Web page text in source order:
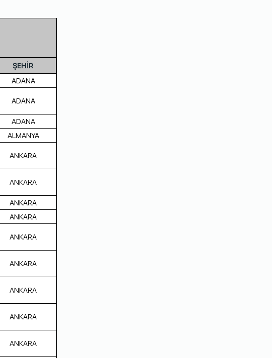
ŞEHİR
ADANA
ADANA
ADANA
ALMANYA
ANKARA
ANKARA
ANKARA
ANKARA
ANKARA
ANKARA
ANKARA
ANKARA
ANKARA